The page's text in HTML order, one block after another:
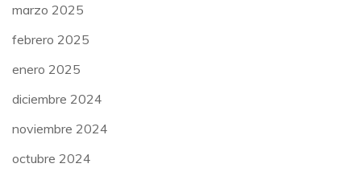
marzo 2025
febrero 2025
enero 2025
diciembre 2024
noviembre 2024
octubre 2024